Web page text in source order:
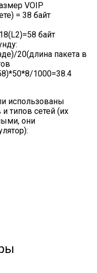
VOIP
= 38 байт
байт
20(длина пакета в
1000=38.4
использованы
типов сетей (их
они